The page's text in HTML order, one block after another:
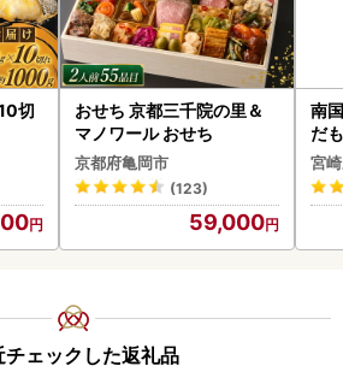
切
おせち 京都三千院の里＆
マノワール おせち
京都府亀岡市
(123)
59,000
南
だ
ス
宮
チェックした返礼品